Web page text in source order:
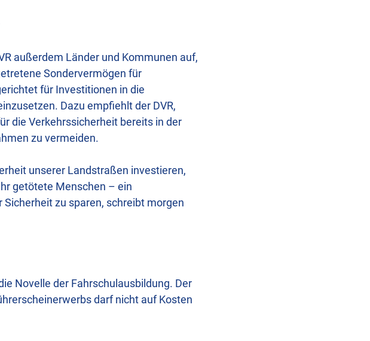
außerdem Länder und Kommunen auf,
Sondervermögen für
für Investitionen in die
Dazu empfiehlt der DVR,
die Verkehrssicherheit bereits in der
zu vermeiden.
unserer Landstraßen investieren,
getötete Menschen – ein
zu sparen, schreibt morgen
Novelle der Fahrschulausbildung. Der
darf nicht auf Kosten